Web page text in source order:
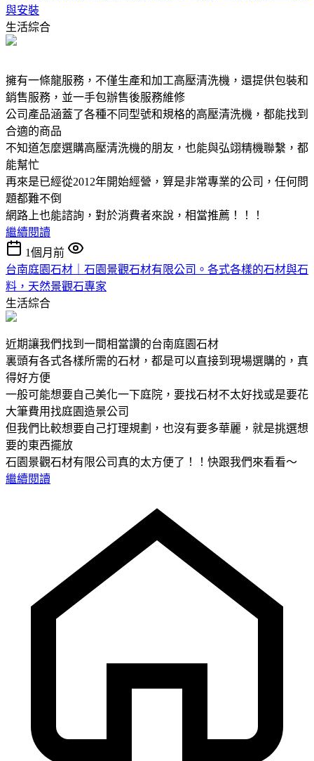
與安裝
生活綜合
擁有一條龍服務，不僅生產和加工高壓清洗機，還提供包裝和
銷售服務，並一手包辦售後服務維修
公司產品涵蓋了各種不同型號和規格的高壓清洗機，都能找到
合適的商品
不知道怎麼選購高壓清洗機的朋友，也能與弘翊精機聯繫，都
能幫忙
再來是已經從2012年開始經營，算是非常專業的公司，任何問
題都難不倒
網路上也能諮詢，對於消費者來說，相當推薦！！！
繼續閱讀
1個月前
台南庭園石材｜石園景觀石材有限公司。各式各樣的石材與石
料，天然景觀石專家
生活綜合
近期讓我們找到一間相當讚的台南庭園石材
裏頭有各式各樣所需的石材，都是可以直接到現場選購的，真
得好方便
一般可能想要自己美化一下庭院，要找石材不太好找或是要花
大筆費用找庭園造景公司
但我們比較想要自己打理規劃，也沒有要多華麗，就是挑選想
要的東西擺放
石園景觀石材有限公司真的太方便了！！快跟我們來看看～
繼續閱讀